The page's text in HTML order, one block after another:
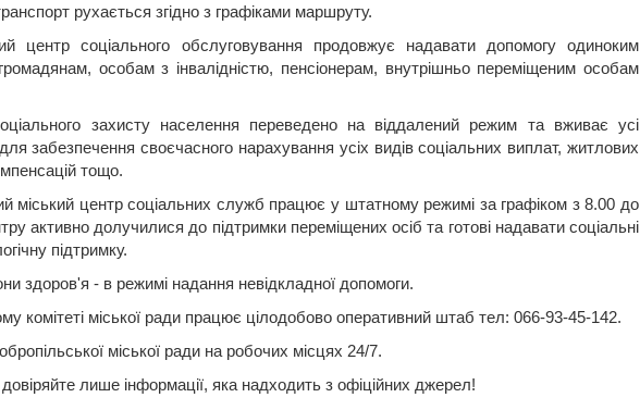
рухається згідно з графіками маршруту.
центр соціального обслуговування продовжує надавати допомогу одиноким
особам з інвалідністю, пенсіонерам, внутрішньо переміщеним особам
захисту населення переведено на віддалений режим та вживає усі
забезпечення своєчасного нарахування усіх видів соціальних виплат, житлових
тощо.
міський центр соціальних служб працює у штатному режимі за графіком з 8.00 до
активно долучилися до підтримки переміщених осіб та готові надавати соціальні
підтримку.
здоров'я - в режимі надання невідкладної допомоги.
комітеті міської ради працює цілодобово оперативний штаб тел: 066-93-45-142.
міської ради на робочих місцях 24/7.
довіряйте лише інформації, яка надходить з офіційних джерел!